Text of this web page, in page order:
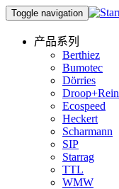
Toggle navigation
产品系列
Berthiez
Bumotec
Dörries
Droop+Rein
Ecospeed
Heckert
Scharmann
SIP
Starrag
TTL
WMW